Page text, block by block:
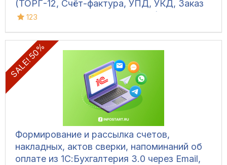
(ТОРГ-12, Счёт-фактура, УПД, УКД, Заказ
клиента, Акт сверки, М-15 и др.)
123
SALE! 50%
Формирование и рассылка счетов,
накладных, актов сверки, напоминаний об
оплате из 1С:Бухгалтерия 3.0 через Email,